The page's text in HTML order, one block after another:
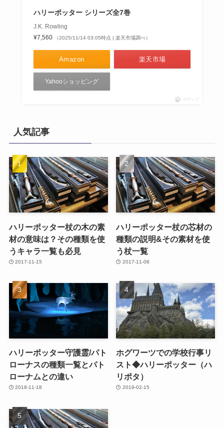
ハリーポッター シリーズ全7巻
J.K. Rowling
¥7,560
（2025/11/14 03:05時点 | 楽天市場調べ）
Amazon 楽天市場
Yahooショッピング
ポチップ
人気記事
ハリーポッター杖の木の素
材の意味は？その種類を使
うキャラ一覧も必見
2017-11-15
ハリーポッター杖の芯材の
種類の説明&その素材を使
う杖一覧
2017-11-08
ハリーポッター守護霊/パト
ローナスの種類一覧とパト
ローナムとの違い
2018-11-18
ホグワーツでの学校行事リ
スト◆ハリーポッター（ハ
リポタ）
2019-02-15